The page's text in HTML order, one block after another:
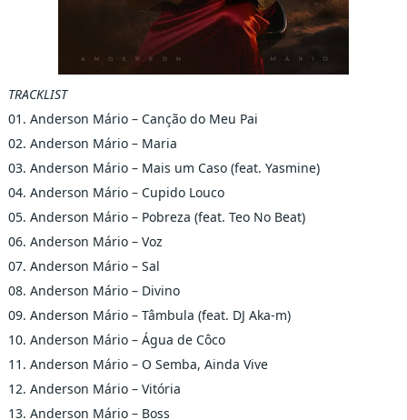
TRACKLIST
01. Anderson Mário – Canção do Meu Pai
02. Anderson Mário – Maria
03. Anderson Mário – Mais um Caso (feat. Yasmine)
04. Anderson Mário – Cupido Louco
05. Anderson Mário – Pobreza (feat. Teo No Beat)
06. Anderson Mário – Voz
07. Anderson Mário – Sal
08. Anderson Mário – Divino
09. Anderson Mário – Tâmbula (feat. DJ Aka-m)
10. Anderson Mário – Água de Côco
11. Anderson Mário – O Semba, Ainda Vive
12. Anderson Mário – Vitória
13. Anderson Mário – Boss